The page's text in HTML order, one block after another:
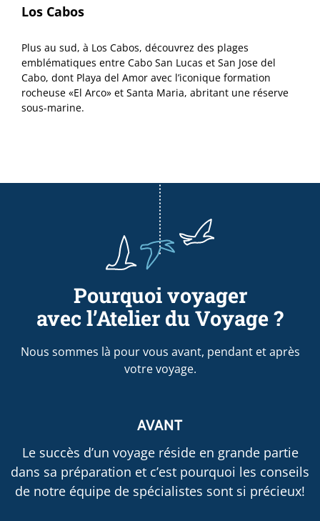
Los Cabos
Plus au sud, à Los Cabos, découvrez des plages
emblématiques entre Cabo San Lucas et San Jose del
Cabo, dont Playa del Amor avec l’iconique formation
rocheuse «El Arco» et Santa Maria, abritant une réserve
sous-marine.
Pourquoi voyager
avec l’Atelier du Voyage ?
Nous sommes là pour vous avant, pendant et après
votre voyage.
AVANT
Le succès d’un voyage réside en grande partie
dans sa préparation et c’est pourquoi les conseils
de notre équipe de spécialistes sont si précieux!